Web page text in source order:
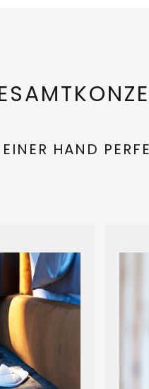
HAND